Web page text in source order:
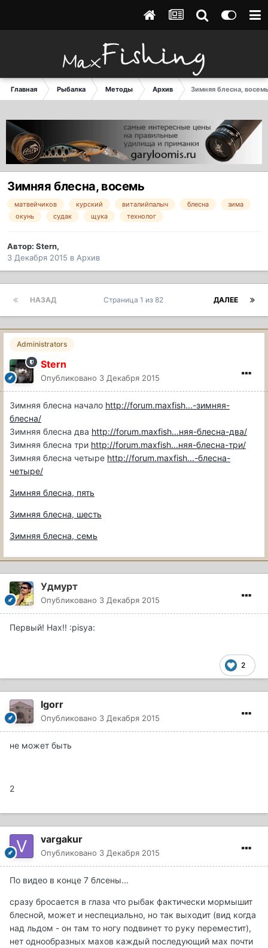
Главная Рыбалка Методы Архив Зимняя блесна, восемь
Зимняя блесна, восемь
матвейчиков курский виталийпалыч блесна
зима
окунь
судак щука технолог
Автор: Stern,
3 Декабря 2015 в Архив
НАЗАД ДАЛЕЕ
Страница 1 из 82
Administrators
Stern
Опубликовано 3 Декабря 2015
Зимняя блесна начало http://forum.maxfish...-зимняя-
блесна/
Зимняя блесна два http://forum.maxfish...няя-блесна-два/
Зимняя блесна три http://forum.maxfish...няя-блесна-три/
Зимняя блесна четыре http://forum.maxfish...-блесна-
четыре/
Зимняя блесна, пять
Зимняя блесна, шесть
Зимняя блесна, семь
Удмурт
Опубликовано 3 Декабря 2015
Первый! Нах!! :pisya:
2
Igorr
Опубликовано 3 Декабря 2015
не может быть
2
vargakur
Опубликовано 3 Декабря 2015
По видео в конце 7 блсены...
сразу бросается в глаза что рыбак фактически мормышит
блесной, может и неспециально, но так выходит (вид когда
над льдом - он там то ногу подвинет то руку переместит),
нет однообразных махов каждый последующий мах почти